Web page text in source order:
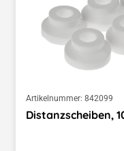
Artikelnummer: 842099
Distanzscheiben,